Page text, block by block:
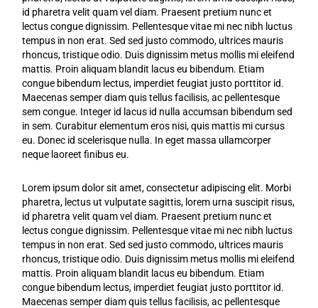
id pharetra velit quam vel diam. Praesent pretium nunc et
lectus congue dignissim. Pellentesque vitae mi nec nibh luctus
tempus in non erat. Sed sed justo commodo, ultrices mauris
rhoncus, tristique odio. Duis dignissim metus mollis mi eleifend
mattis. Proin aliquam blandit lacus eu bibendum. Etiam
congue bibendum lectus, imperdiet feugiat justo porttitor id.
Maecenas semper diam quis tellus facilisis, ac pellentesque
sem congue. Integer id lacus id nulla accumsan bibendum sed
in sem. Curabitur elementum eros nisi, quis mattis mi cursus
eu. Donec id scelerisque nulla. In eget massa ullamcorper
neque laoreet finibus eu.
Lorem ipsum dolor sit amet, consectetur adipiscing elit. Morbi
pharetra, lectus ut vulputate sagittis, lorem urna suscipit risus,
id pharetra velit quam vel diam. Praesent pretium nunc et
lectus congue dignissim. Pellentesque vitae mi nec nibh luctus
tempus in non erat. Sed sed justo commodo, ultrices mauris
rhoncus, tristique odio. Duis dignissim metus mollis mi eleifend
mattis. Proin aliquam blandit lacus eu bibendum. Etiam
congue bibendum lectus, imperdiet feugiat justo porttitor id.
Maecenas semper diam quis tellus facilisis, ac pellentesque